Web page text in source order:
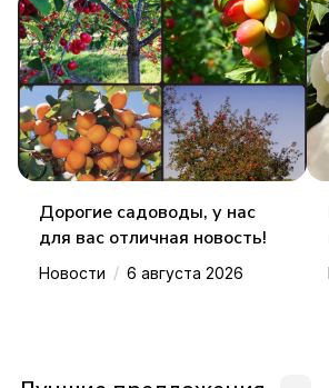
Дорогие садоводы, у нас
для вас отличная новость!
Новости / 6 августа 2026